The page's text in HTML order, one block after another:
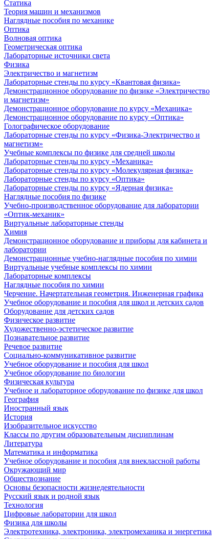
Статика
Теория машин и механизмов
Наглядные пособия по механике
Оптика
Волновая оптика
Геометрическая оптика
Лабораторные источники света
Физика
Электричество и магнетизм
Лабораторные стенды по курсу «Квантовая физика»
Демонстрационное оборудование по физике «Электричество
и магнетизм»
Демонстрационное оборудование по курсу «Механика»
Демонстрационное оборудование по курсу «Оптика»
Голографическое оборудование
Лабораторные стенды по курсу «Физика-Электричество и
магнетизм»
Учебные комплексы по физике для средней школы
Лабораторные стенды по курсу «Механика»
Лабораторные стенды по курсу «Молекулярная физика»
Лабораторные стенды по курсу «Оптика»
Лабораторные стенды по курсу «Ядерная физика»
Наглядные пособия по физике
Учебно-производственное оборудование для лаборатории
«Оптик-механик»
Виртуальные лабораторные стенды
Химия
Демонстрационное оборудование и приборы для кабинета и
лаборатории
Демонстрационные учебно-наглядные пособия по химии
Виртуальные учебные комплексы по химии
Лабораторные комплексы
Наглядные пособия по химии
Черчение. Начертательная геометрия. Инженерная графика
Учебное оборудование и пособия для школ и детских садов
Оборудование для детских садов
Физическое развитие
Художественно-эстетическое развитие
Познавательное развитие
Речевое развитие
Социально-коммуникативное развитие
Учебное оборудование и пособия для школ
Учебное оборудование по биологии
Физическая культура
Учебное и лабораторное оборудование по физике для школ
География
Иностранный язык
История
Изобразительное искусство
Классы по другим образовательным дисциплинам
Литература
Математика и информатика
Учебное оборудование и пособия для внеклассной работы
Окружающий мир
Обществознание
Основы безопасности жизнедеятельности
Русский язык и родной язык
Технология
Цифровые лаборатории для школ
Физика для школы
Электротехника, электроника, электромеханика и энергетика